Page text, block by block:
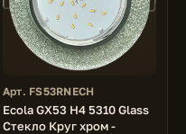
Арт. FS53RNECH
Ecola GX53 H4 5310 Glass
Стекло Круг хром -